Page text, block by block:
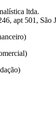
ltda.
apt 501, São